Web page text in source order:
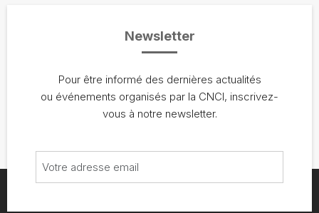
Newsletter
Pour être informé des dernières actualités
ou événements organisés par la CNCI, inscrivez-
vous à notre newsletter.